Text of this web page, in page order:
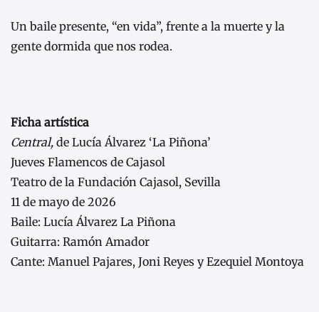
Un baile presente, “en vida”, frente a la muerte y la
gente dormida que nos rodea.
Ficha artística
Central, de Lucía Álvarez ‘La Piñona’
Jueves Flamencos de Cajasol
Teatro de la Fundación Cajasol, Sevilla
11 de mayo de 2026
Baile: Lucía Álvarez La Piñona
Guitarra: Ramón Amador
Cante: Manuel Pajares, Joni Reyes y Ezequiel Montoya